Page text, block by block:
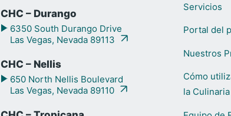
CHC – Durango
6350 South Durango Drive
Las Vegas, Nevada 89113
CHC – Nellis
650 North Nellis Boulevard
Las Vegas, Nevada 89110
Servicios
Portal del
Nuestros
Cómo
la Culinaria